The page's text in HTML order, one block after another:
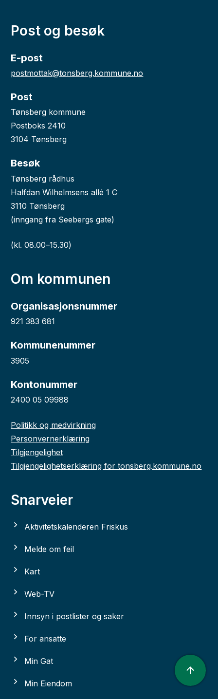
Post og besøk
E-post
postmottak@tonsberg.kommune.no
Post
Tønsberg kommune
Postboks 2410
3104 Tønsberg
Besøk
Tønsberg rådhus
Halfdan Wilhelmsens allé 1 C
3110 Tønsberg
(inngang fra Seebergs gate)
(kl. 08.00–15.30)
Om kommunen
Organisasjonsnummer
921 383 681
Kommunenummer
3905
Kontonummer
2400 05 09988
Politikk og medvirkning
Personvernerklæring
Tilgjengelighet
Tilgjengelighetserklæring for tonsberg.kommune.no
Snarveier
Aktivitetskalenderen Friskus
Melde om feil
Kart
Web-TV
Innsyn i postlister og saker
For ansatte
Min Gat
Min Eiendom